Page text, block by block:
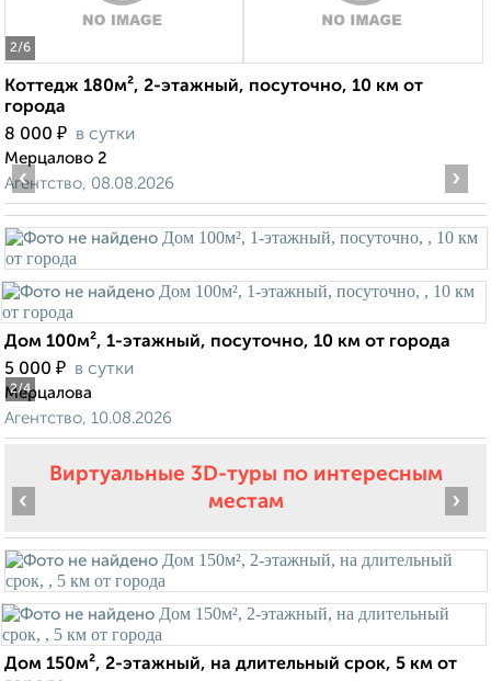
2/6
Коттедж 180м², 2-этажный, посуточно, 10 км от
города
8 000 ₽ в сутки
Мерцалово 2
Агентство, 08.08.2026
2/4
‹ ›
Дом 100м², 1-этажный, посуточно, 10 км от города
5 000 ₽ в сутки
Мерцалова
Агентство, 10.08.2026
Виртуальные 3D-туры по интересным
местам
‹ ›
Дом 150м², 2-этажный, на длительный срок, 5 км от